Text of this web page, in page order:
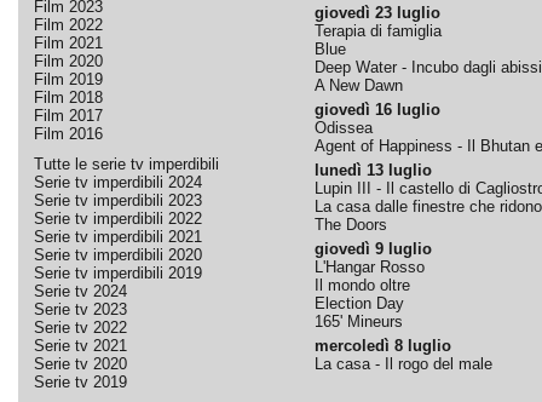
Film 2023
Film 2022
Film 2021
Film 2020
Film 2019
Film 2018
Film 2017
Film 2016
Tutte le serie tv imperdibili
Serie tv imperdibili 2024
Serie tv imperdibili 2023
Serie tv imperdibili 2022
Serie tv imperdibili 2021
Serie tv imperdibili 2020
Serie tv imperdibili 2019
Serie tv 2024
Serie tv 2023
Serie tv 2022
Serie tv 2021
Serie tv 2020
Serie tv 2019
giovedì 23 luglio
Terapia di famiglia
Blue
Deep Water - Incubo dagli abissi
A New Dawn
giovedì 16 luglio
Odissea
Agent of Happiness - Il Bhutan
lunedì 13 luglio
Lupin III - Il castello di
La casa dalle finestre che ridono
The Doors
giovedì 9 luglio
L'Hangar Rosso
Il mondo oltre
Election Day
165' Mineurs
mercoledì 8 luglio
La casa - Il rogo del male